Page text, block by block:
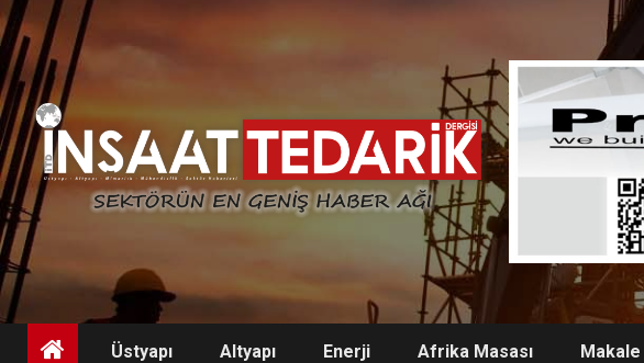
Skip
to
content
Üstyapı Altyapı Enerji Afrika Masası Makale